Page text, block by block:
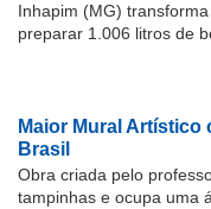
Inhapim (MG)
preparar 1.006 litros de
Maior Mural
Brasil
Obra criada pelo
tampinhas e ocupa uma